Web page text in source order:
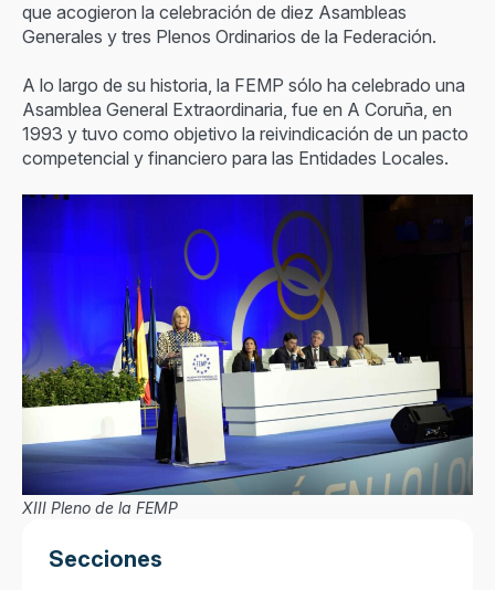
que acogieron la celebración de diez Asambleas
Generales y tres Plenos Ordinarios de la Federación.
A lo largo de su historia, la FEMP sólo ha celebrado una
Asamblea General Extraordinaria, fue en A Coruña, en
1993 y tuvo como objetivo la reivindicación de un pacto
competencial y financiero para las Entidades Locales.
XIII Pleno de la FEMP
Secciones